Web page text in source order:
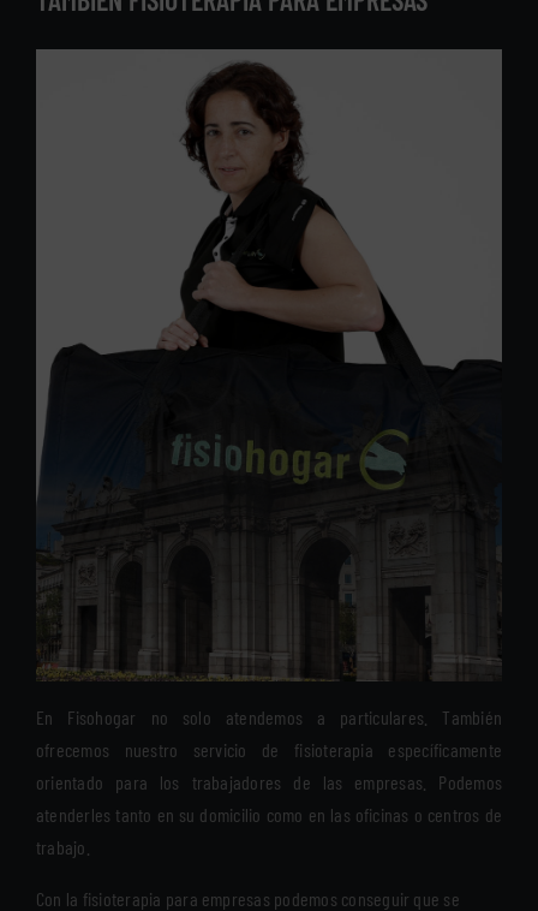
En Fisohogar no solo atendemos a particulares. También
ofrecemos nuestro servicio de fisioterapia específicamente
orientado para los trabajadores de las empresas. Podemos
atenderles tanto en su domicilio como en las oficinas o centros de
trabajo.
Con la fisioterapia para empresas podemos conseguir que se